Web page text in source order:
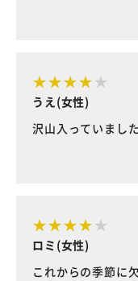
うえ(女性)
沢山入っていました
ロミ(女性)
これからの季節に